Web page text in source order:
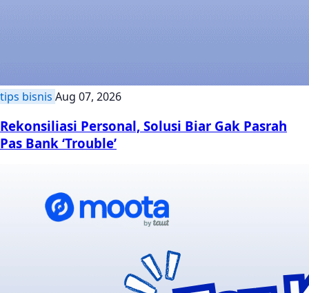
tips bisnis Aug 07, 2026
Rekonsiliasi Personal, Solusi Biar Gak Pasrah
Pas Bank ‘Trouble’